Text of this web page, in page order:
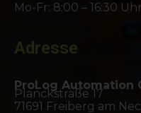
Mo-Fr: 8:00 – 16:30 Uhr
Adresse
ProLog Automation
Planckstraße 17
71691 Freiberg am